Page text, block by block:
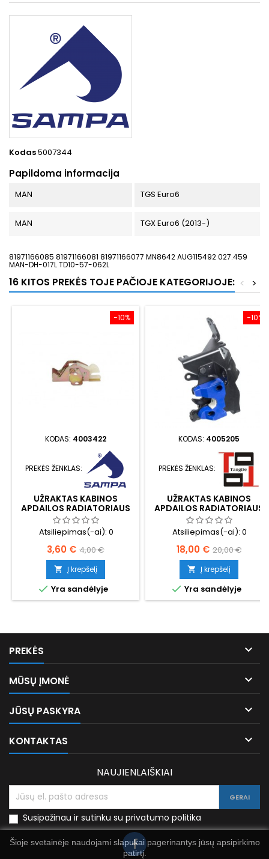
Kodas5007344
Papildoma informacija
MAN TGS Euro6
MAN TGX Euro6 (2013-)
81971166085 81971166081 81971166077 MN8642 AUG115492 027.459
MAN-DH-017L TD10-57-062L
16 KITOS PREKĖS TOJE PAČIOJE KATEGORIJOJE: >
<
−10%
KODAS: 4003422
PREKĖS ŽENKLAS:
UŽRAKTAS KABINOS
APDAILOS RADIATORIAUS
Atsiliepimas(-ai): 0
Kaina
3,60 € Bazinė
kaina
4,00 €
 Į krepšelį
 Yra sandėlyje
−10%
KODAS: 4005205
PREKĖS ŽENKLAS:
UŽRAKTAS KABINOS
APDAILOS RADIATORIAUS
Atsiliepimas(-ai): 0
Kaina
18,00 € Bazinė
kaina
20,00 €
 Į krepšelį
 Yra sandėlyje
PREKĖS 
MŪSŲ ĮMONĖ 
JŪSŲ PASKYRA 
KONTAKTAS 
Šioje svetainėje naudojami slapukai pagerinantys jūsų apsipirkimo
patirtį.
NAUJIENLAIŠKIAI
Susipažinau ir sutinku su privatumo politika